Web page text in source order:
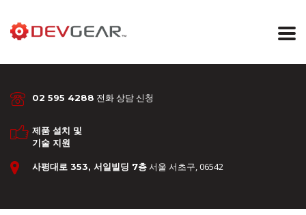
02 595 4288 전화 상담 신청
제품 설치 및
기술 지원
사평대로 353, 서일빌딩 7층서울 서초구, 06542